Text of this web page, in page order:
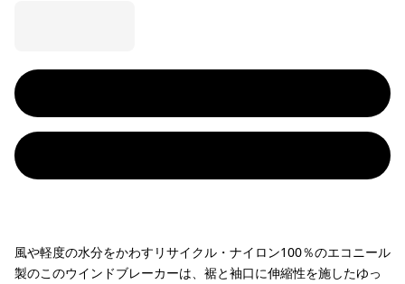
風や軽度の水分をかわすリサイクル・ナイロン100％のエコニール
製のこのウインドブレーカーは、裾と袖口に伸縮性を施したゆっ